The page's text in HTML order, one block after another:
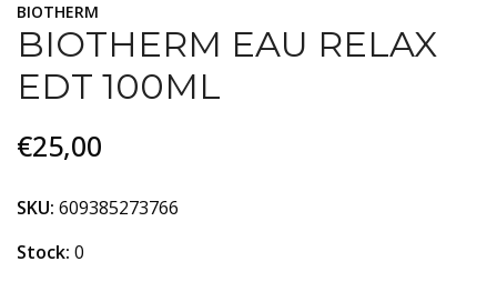
BIOTHERM
BIOTHERM EAU RELAX
EDT 100ML
€25,00
SKU: 609385273766
Stock: 0